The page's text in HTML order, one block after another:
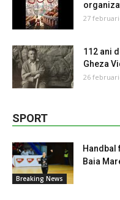
27
112 ani
Gheza
26
SPORT
Breaking News
Handbal
Baia